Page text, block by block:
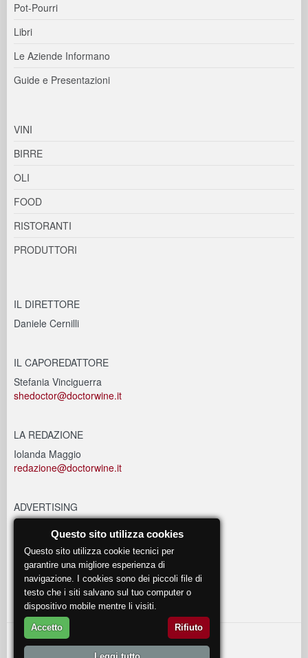
Pot-Pourri
Libri
Le Aziende Informano
Guide e Presentazioni
VINI
BIRRE
OLI
FOOD
RISTORANTI
PRODUTTORI
IL DIRETTORE
Daniele Cernilli
IL CAPOREDATTORE
Stefania Vinciguerra
shedoctor@doctorwine.it
LA REDAZIONE
Iolanda Maggio
redazione@doctorwine.it
ADVERTISING
EVENTI
eventi@doctorwine.it
© 2018DoctorWine.
Questo sito utilizza cookies
Questo sito utilizza cookie tecnici per
garantire una migliore esperienza di
navigazione. I cookies sono dei piccoli file di
testo che i siti salvano sul tuo computer o
dispositivo mobile mentre li visiti.
Accetto Rifiuto